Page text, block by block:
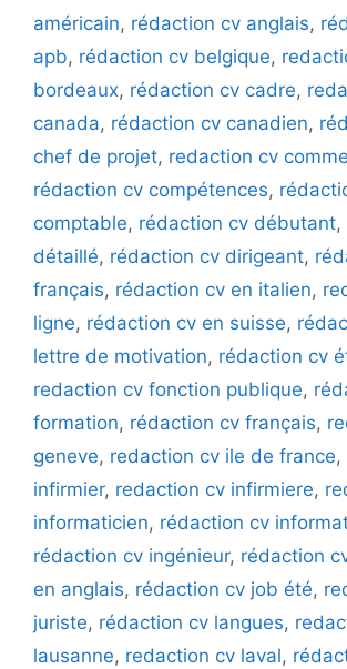
américain, rédaction cv anglais,
apb, rédaction cv belgique,
bordeaux, rédaction cv cadre,
canada, rédaction cv canadien,
chef de projet, redaction cv
rédaction cv compétences,
comptable, rédaction cv débutant,
détaillé, rédaction cv dirigeant,
français, rédaction cv en italien,
ligne, rédaction cv en suisse,
lettre de motivation, rédaction cv
redaction cv fonction publique,
formation, rédaction cv français,
geneve, redaction cv ile de france,
infirmier, redaction cv infirmiere,
informaticien, rédaction cv
rédaction cv ingénieur, rédaction
en anglais, rédaction cv job été,
juriste, rédaction cv langues,
lausanne, redaction cv laval,